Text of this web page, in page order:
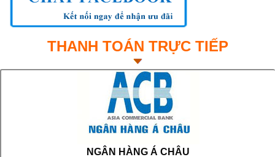
THANH TOÁN TRỰC TIẾP
NGÂN HÀNG Á CHÂU